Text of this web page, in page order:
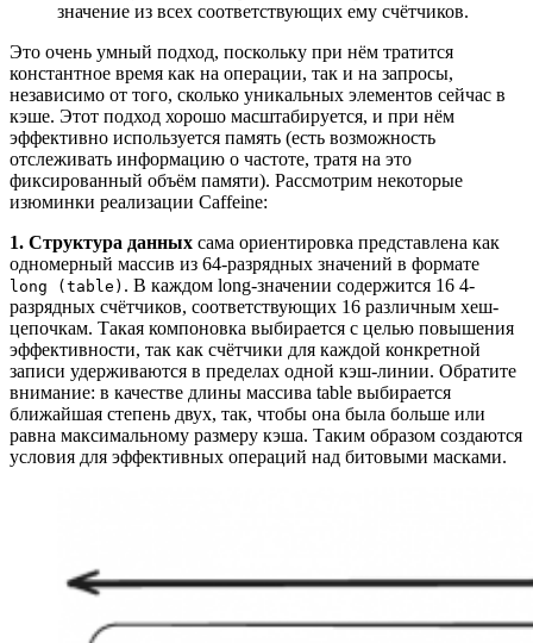
значение из всех соответствующих ему счётчиков.
Это очень умный подход, поскольку при нём тратится
константное время как на операции, так и на запросы,
независимо от того, сколько уникальных элементов сейчас в
кэше. Этот подход хорошо масштабируется, и при нём
эффективно используется память (есть возможность
отслеживать информацию о частоте, тратя на это
фиксированный объём памяти). Рассмотрим некоторые
изюминки реализации Caffeine:
1. Структура данных сама ориентировка представлена как
одномерный массив из 64-разрядных значений в формате
long (table) . В каждом long-значении содержится 16 4-
разрядных счётчиков, соответствующих 16 различным хеш-
цепочкам. Такая компоновка выбирается с целью повышения
эффективности, так как счётчики для каждой конкретной
записи удерживаются в пределах одной кэш-линии. Обратите
внимание: в качестве длины массива table выбирается
ближайшая степень двух, так, чтобы она была больше или
равна максимальному размеру кэша. Таким образом создаются
условия для эффективных операций над битовыми масками.